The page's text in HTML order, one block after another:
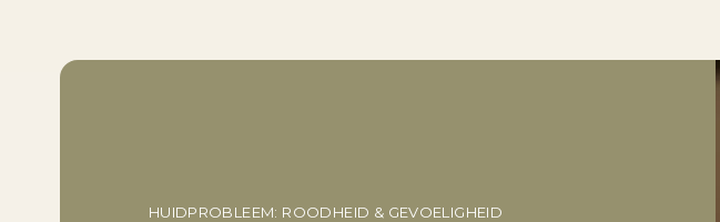
HUIDPROBLEEM: ROODHEID & GEVOELIGHEID